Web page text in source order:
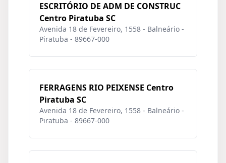
ESCRITÓRIO DE ADM DE CONSTRUC
Centro Piratuba SC
Avenida 18 de Fevereiro, 1558 - Balneário -
Piratuba - 89667-000
FERRAGENS RIO PEIXENSE Centro
Piratuba SC
Avenida 18 de Fevereiro, 1558 - Balneário -
Piratuba - 89667-000